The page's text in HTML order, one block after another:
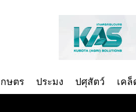
กษตร ประมง ปศุสัตว์ เค